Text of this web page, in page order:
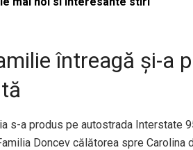
întreagă și-a
s-a produs pe autostrada Interstate
Doncev călătorea spre Carolina